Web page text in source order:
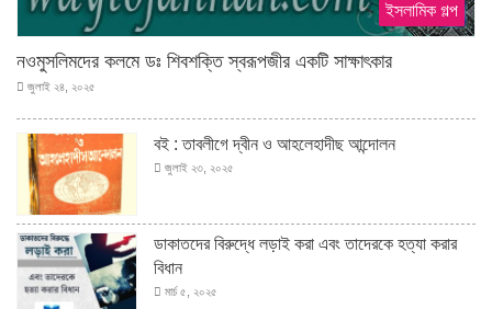
ইসলামিক গল্প
নওমুসলিমদের কলমে ডঃ শিবশক্তি স্বরূপজীর একটি সাক্ষাৎকার
জুলাই ২৪, ২০২৫
বই : তাবলীগে দ্বীন ও আহলেহাদীছ আন্দোলন
জুলাই ২৩, ২০২৫
ডাকাতদের বিরুদ্ধে লড়াই করা এবং তাদেরকে হত্যা করার
বিধান
মার্চ ৫, ২০২৫